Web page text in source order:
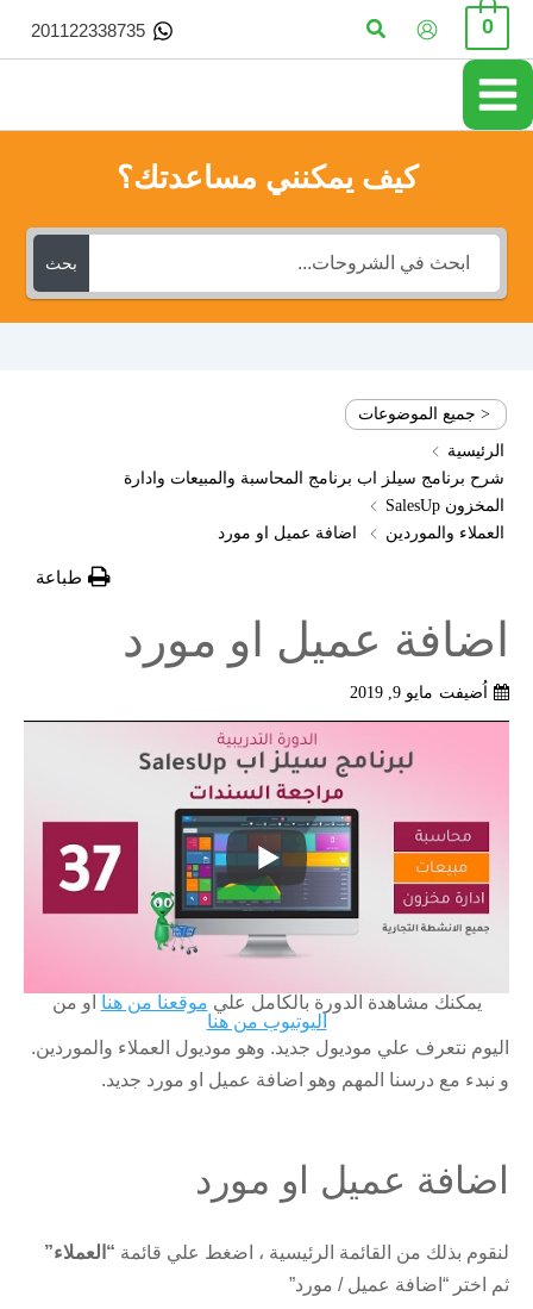
0 البحث 201122338735
كيف يمكنني مساعدتك؟
بحث
< جميع الموضوعات
الرئيسية
شرح برنامج سيلز اب برنامج المحاسبة والمبيعات وادارة
المخزون SalesUp
العملاء والموردين
اضافة عميل او مورد
طباعة
اضافة عميل او مورد
اُضيفت مايو 9, 2019
يمكنك مشاهدة الدورة بالكامل علي موقعنا من هنا او من
اليوتيوب من هنا
اليوم نتعرف علي موديول جديد. وهو موديول العملاء والموردين.
و نبدء مع درسنا المهم وهو اضافة عميل او مورد جديد.
اضافة عميل او مورد
لنقوم بذلك من القائمة الرئيسية ، اضغط علي قائمة “العملاء”
ثم اختر “اضافة عميل / مورد”